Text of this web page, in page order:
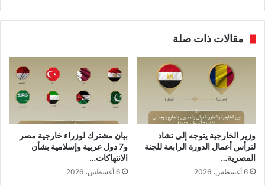
مقالات ذات صلة
وزير الخارجية يتوجه إلى تشاد
لترأس أعمال الدورة الرابعة للجنة
المصرية…
6 أغسطس، 2026
بيان مشترك لوزراء خارجية مصر
و7 دول عربية وإسلامية بشأن
الانتهاكات…
6 أغسطس، 2026